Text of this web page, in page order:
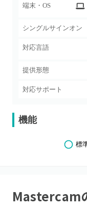
端末・OS
シングルサインオン
対応言語
提供形態
対応サポート
機能
標
Mastercam